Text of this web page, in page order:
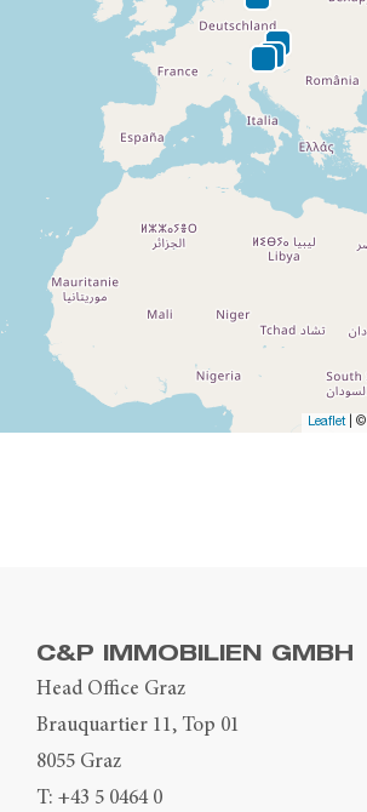
Leaflet| ©
C&P IMMOBILIEN GMBH
Head Office Graz
Brauquartier 11, Top 01
8055 Graz
T: +43 5 0464 0